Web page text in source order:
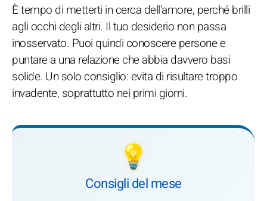
È tempo di metterti in cerca dell’amore, perché brilli
agli occhi degli altri. Il tuo desiderio non passa
inosservato. Puoi quindi conoscere persone e
puntare a una relazione che abbia davvero basi
solide. Un solo consiglio: evita di risultare troppo
invadente, soprattutto nei primi giorni.
💡
Consigli del mese